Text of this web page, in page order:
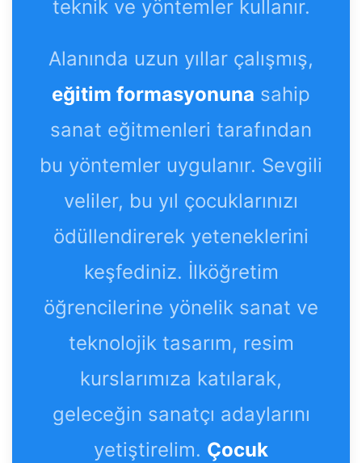
teknik ve yöntemler kullanır.
Alanında uzun yıllar çalışmış,
eğitim formasyonuna sahip
sanat eğitmenleri tarafından
bu yöntemler uygulanır. Sevgili
veliler, bu yıl çocuklarınızı
ödüllendirerek yeteneklerini
keşfediniz. İlköğretim
öğrencilerine yönelik sanat ve
teknolojik tasarım, resim
kurslarımıza katılarak,
geleceğin sanatçı adaylarını
yetiştirelim. Çocuk